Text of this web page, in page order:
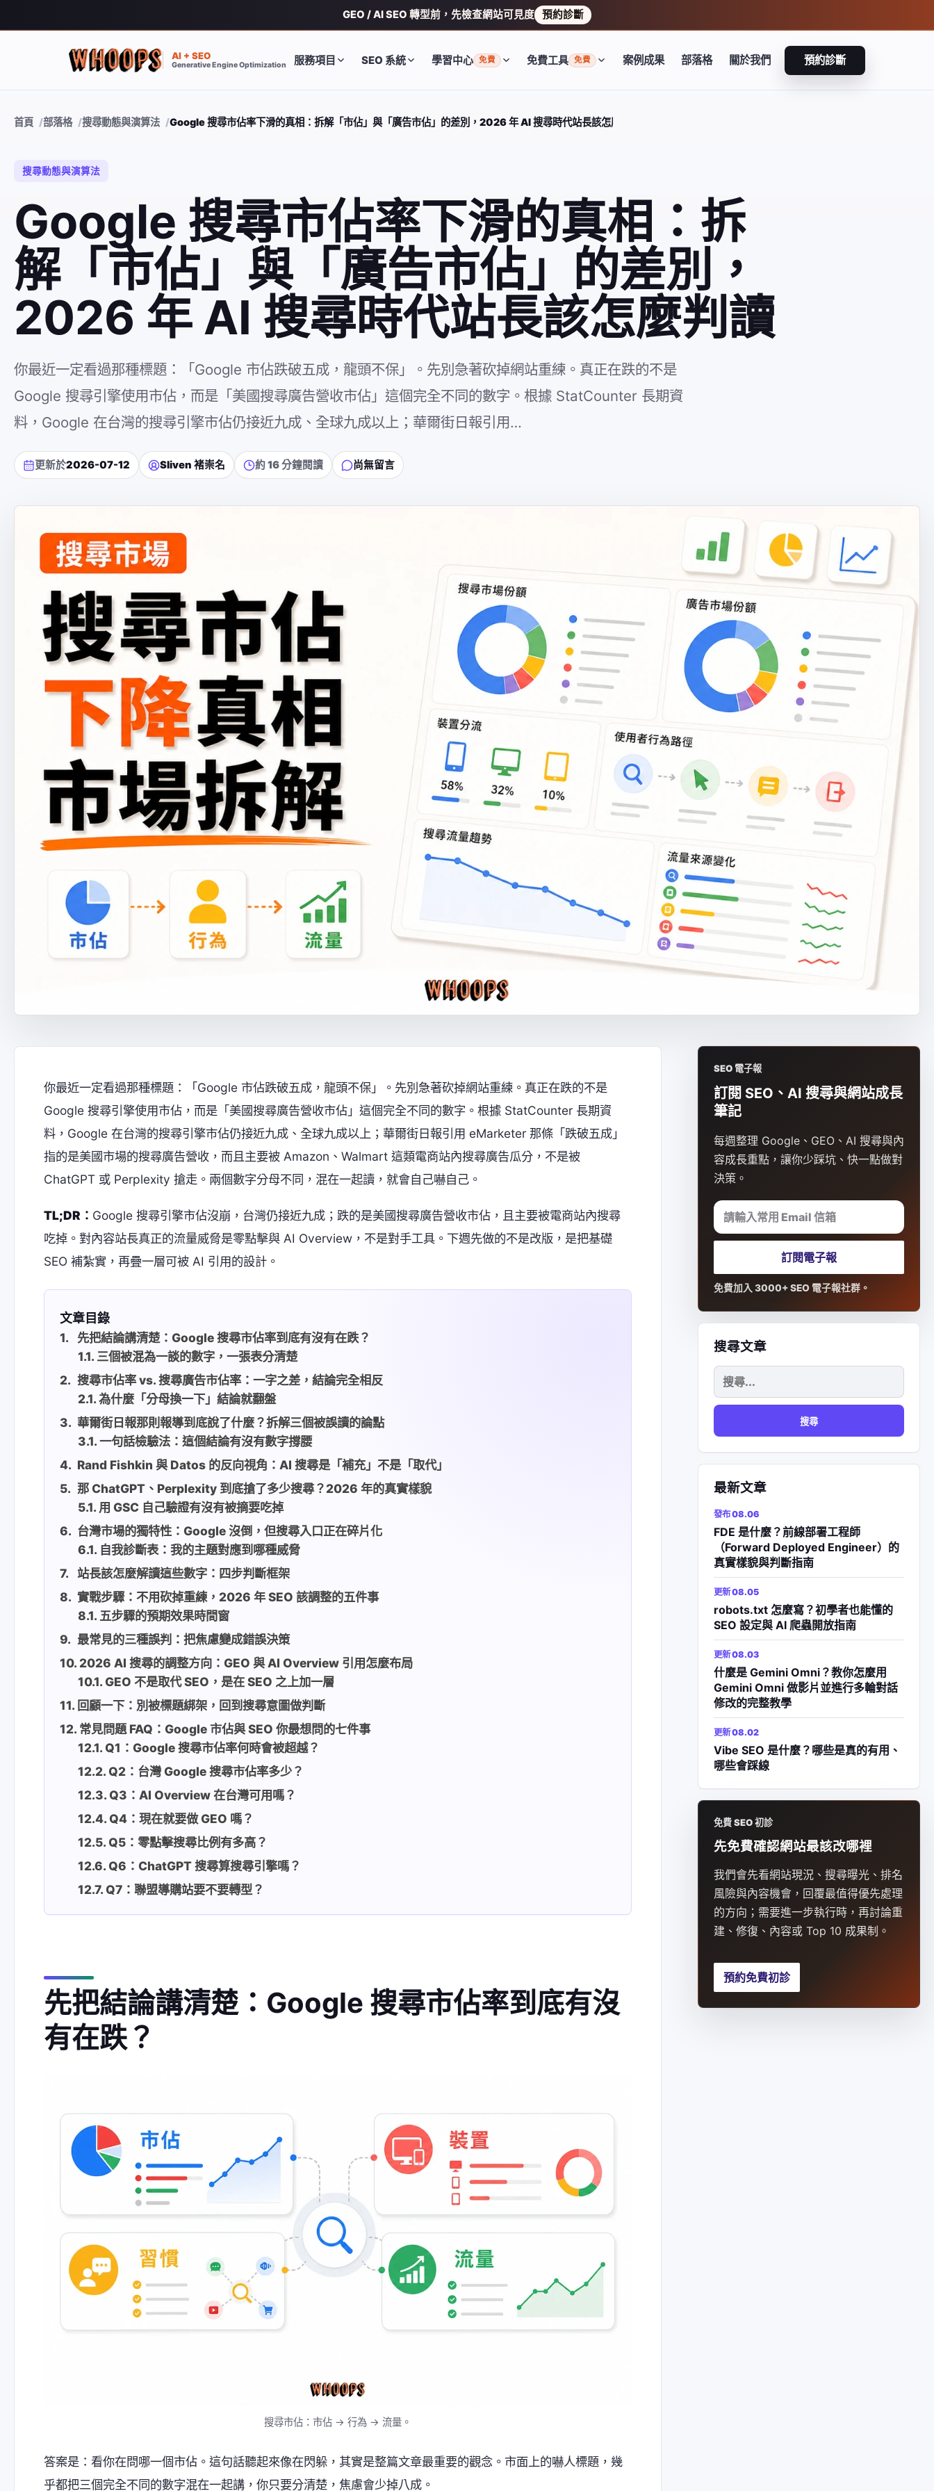
GEO / AI SEO 轉型前，先檢查網站可見度 預約診斷
AI + SEO
Generative Engine Optimization 服務項目 SEO 系統 學習中心 免費 免費工具 免費 案例成果 部落格 關於我們 預約診斷
首頁 部落格 搜尋動態與演算法 Google 搜尋市佔率下滑的真相：拆解「市佔」與「廣告市佔」的差別，2026 年 AI 搜尋時代站長該怎麼判讀
搜尋動態與演算法
Google 搜尋市佔率下滑的真相：拆
解「市佔」與「廣告市佔」的差別，
2026 年 AI 搜尋時代站長該怎麼判讀
你最近一定看過那種標題：「Google 市佔跌破五成，龍頭不保」。先別急著砍掉網站重練。真正在跌的不是
Google 搜尋引擎使用市佔，而是「美國搜尋廣告營收市佔」這個完全不同的數字。根據 StatCounter 長期資
料，Google 在台灣的搜尋引擎市佔仍接近九成、全球九成以上；華爾街日報引用…
更新於2026-07-12 Sliven 褚崇名 約 16 分鐘閱讀 尚無留言
你最近一定看過那種標題：「Google 市佔跌破五成，龍頭不保」。先別急著砍掉網站重練。真正在跌的不是
Google 搜尋引擎使用市佔，而是「美國搜尋廣告營收市佔」這個完全不同的數字。根據 StatCounter 長期資
料，Google 在台灣的搜尋引擎市佔仍接近九成、全球九成以上；華爾街日報引用 eMarketer 那條「跌破五成」
指的是美國市場的搜尋廣告營收，而且主要被 Amazon、Walmart 這類電商站內搜尋廣告瓜分，不是被
ChatGPT 或 Perplexity 搶走。兩個數字分母不同，混在一起讀，就會自己嚇自己。
TL;DR： Google 搜尋引擎市佔沒崩，台灣仍接近九成；跌的是美國搜尋廣告營收市佔，且主要被電商站內搜尋
吃掉。對內容站長真正的流量威脅是零點擊與 AI Overview，不是對手工具。下週先做的不是改版，是把基礎
SEO 補紮實，再疊一層可被 AI 引用的設計。
文章目錄
先把結論講清楚：Google 搜尋市佔率到底有沒有在跌？
三個被混為一談的數字，一張表分清楚
搜尋市佔率 vs. 搜尋廣告市佔率：一字之差，結論完全相反
為什麼「分母換一下」結論就翻盤
華爾街日報那則報導到底說了什麼？拆解三個被誤讀的論點
一句話檢驗法：這個結論有沒有數字撐腰
Rand Fishkin 與 Datos 的反向視角：AI 搜尋是「補充」不是「取代」
那 ChatGPT、Perplexity 到底搶了多少搜尋？2026 年的真實樣貌
用 GSC 自己驗證有沒有被摘要吃掉
台灣市場的獨特性：Google 沒倒，但搜尋入口正在碎片化
自我診斷表：我的主題對應到哪種威脅
站長該怎麼解讀這些數字：四步判斷框架
實戰步驟：不用砍掉重練，2026 年 SEO 該調整的五件事
五步驟的預期效果時間窗
最常見的三種誤判：把焦慮變成錯誤決策
2026 AI 搜尋的調整方向：GEO 與 AI Overview 引用怎麼布局
GEO 不是取代 SEO，是在 SEO 之上加一層
回顧一下：別被標題綁架，回到搜尋意圖做判斷
常見問題 FAQ：Google 市佔與 SEO 你最想問的七件事
Q1：Google 搜尋市佔率何時會被超越？
Q2：台灣 Google 搜尋市佔率多少？
Q3：AI Overview 在台灣可用嗎？
Q4：現在就要做 GEO 嗎？
Q5：零點擊搜尋比例有多高？
Q6：ChatGPT 搜尋算搜尋引擎嗎？
Q7：聯盟導購站要不要轉型？
先把結論講清楚：Google 搜尋市佔率到底有沒
有在跌？
搜尋市佔：市佔 → 行為 → 流量。
答案是：看你在問哪一個市佔。這句話聽起來像在閃躲，其實是整篇文章最重要的觀念。市面上的嚇人標題，幾
乎都把三個完全不同的數字混在一起講，你只要分清楚，焦慮會少掉八成。
SEO 電子報
訂閱 SEO、AI 搜尋與網站成長
筆記
每週整理 Google、GEO、AI 搜尋與內
容成長重點，讓你少踩坑、快一點做對
決策。
請輸入常用 Email 信箱
訂閱電子報
免費加入 3000+ SEO 電子報社群。
搜尋文章
尋
關
鍵
字:
最新文章
發布 08.06
FDE 是什麼？前線部署工程師
（Forward Deployed Engineer）的
真實樣貌與判斷指南
更新 08.05
robots.txt 怎麼寫？初學者也能懂的
SEO 設定與 AI 爬蟲開放指南
更新 08.03
什麼是 Gemini Omni？教你怎麼用
Gemini Omni 做影片並進行多輪對話
修改的完整教學
更新 08.02
Vibe SEO 是什麼？哪些是真的有用、
哪些會踩線
免費 SEO 初診
先免費確認網站最該改哪裡
我們會先看網站現況、搜尋曝光、排名
風險與內容機會，回覆最值得優先處理
的方向；需要進一步執行時，再討論重
建、修復、內容或 Top 10 成果制。
預約免費初診